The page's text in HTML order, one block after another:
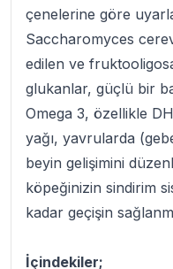
çenelerine göre
Saccharomyces
edilen ve
glukanlar, güçlü bir
Omega 3, özellikle
yağı, yavrularda
beyin gelişimini
köpeğinizin sindirim
kadar geçişin
İçindekiler;